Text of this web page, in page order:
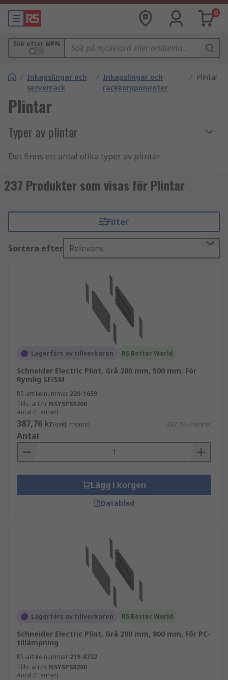
0
Sök efter MPN
/ Inkapslingar och
serverrack
/ Inkapslingar och
rackkomponenter
/ Plintar
Plintar
Typer av plintar
Det finns ett antal olika typer av plintar
arkitektoniskt eller tekniskt. Plintbaser
installeras under en inneslutning och är
kommer in underifrån i åtkomstpanelen. De ger
enkel kabelåtkomst för installation och pågående
kabelunderhåll inom inneslutningen. Plintar
finns i en rad olika material, storlekar och färger,
plintbaser har justerbara fötter och avtagbara
lock för att möjliggöra åtkomst från alla sidor.
Vissa är fästa på en vägg och andra är mobila,
med en begränsad lastkapacitet.
237 Produkter som visas för Plintar
Filter
Sortera efter Relevans
Lagerförs av tillverkaren RS Better World
Schneider Electric Plint, Grå 200 mm, 500 mm, För
Rymlig SF/SM
RS-artikelnummer 220-1659
Tillv. art.nr NSYSPS5200
Antal (1 enhet)
387,76 kr(exkl. moms) 387,76 kr/enhet
Antal
Lägg i korgen
Datablad
Lagerförs av tillverkaren RS Better World
Schneider Electric Plint, Grå 200 mm, 800 mm, För PC-
tillämpning
RS-artikelnummer 219-8732
Tillv. art.nr NSYSPS8200
Antal (1 enhet)